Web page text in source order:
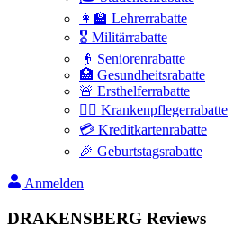
👩‍🏫 Lehrerrabatte
🎖️ Militärrabatte
👴 Seniorenrabatte
🏥 Gesundheitsrabatte
🚨 Ersthelferrabatte
👩‍⚕️ Krankenpflegerrabatte
💳 Kreditkartenrabatte
🎉 Geburtstagsrabatte
Anmelden
DRAKENSBERG Reviews